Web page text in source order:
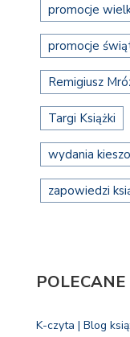
promocje
promocje
Remigiusz
Targi Książki
wydania
zapowiedzi
K-czyta | Blog